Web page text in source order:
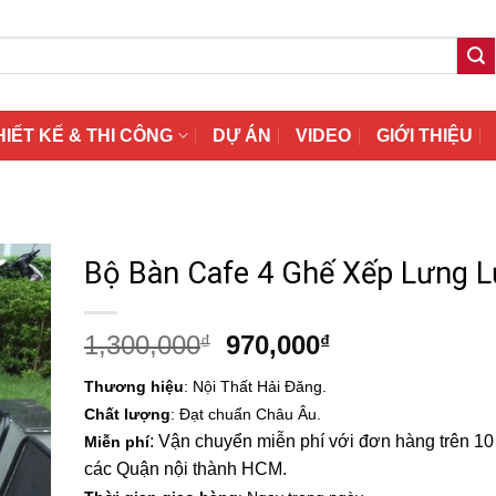
KẾ & THI CÔNG DỰ ÁN VIDEO GIỚI THIỆU
Bộ Bàn Cafe 4 Ghế Xếp Lưng
1,300,000₫
Giá
là:
1,300,000₫.
970,000₫Giá
970,000₫.
Thương hiệu: Nội Thất Hải Đăng.
Chất lượng: Đạt chuẩn Châu Âu.
Miễn phí: Vận chuyển miễn phí với đơn hàng trên 10
các Quận nội thành HCM.